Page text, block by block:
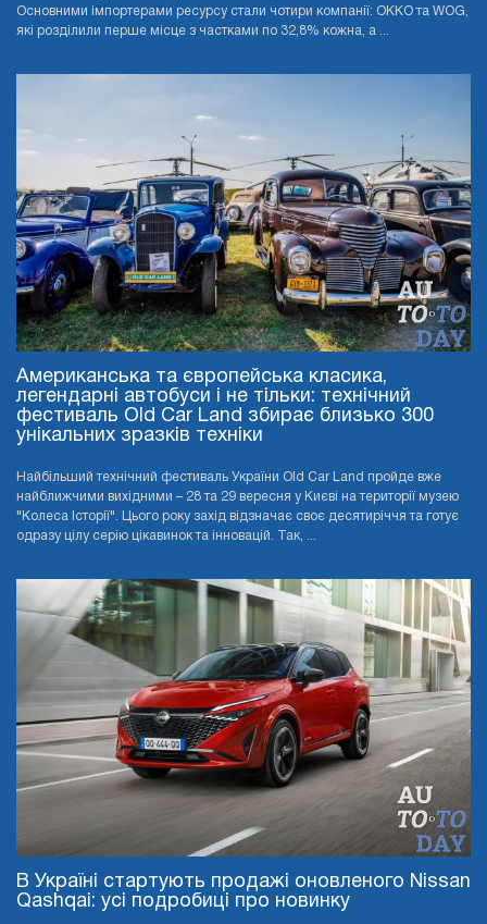
Основними імпортерами ресурсу стали чотири компанії: OKKO та WOG,
які розділили перше місце з частками по 32,8% кожна, а ...
Американська та європейська класика,
легендарні автобуси і не тільки: технічний
фестиваль Old Car Land збирає близько 300
унікальних зразків техніки
Найбільший технічний фестиваль України Old Car Land пройде вже
найближчими вихідними – 28 та 29 вересня у Києві на території музею
"Колеса Історії". Цього року захід відзначає своє десятиріччя та готує
одразу цілу серію цікавинок та інновацій. Так, ...
В Україні стартують продажі оновленого Nissan
Qashqai: усі подробиці про новинку